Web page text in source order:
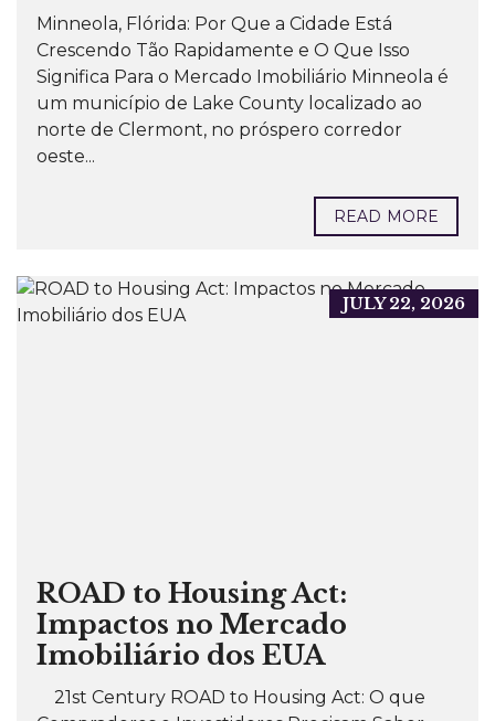
Minneola, Flórida: Por Que a Cidade Está
Crescendo Tão Rapidamente e O Que Isso
Significa Para o Mercado Imobiliário Minneola é
um município de Lake County localizado ao
norte de Clermont, no próspero corredor
oeste...
READ MORE
JULY 22, 2026
ROAD to Housing Act:
Impactos no Mercado
Imobiliário dos EUA
21st Century ROAD to Housing Act: O que